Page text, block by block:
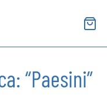
“Paesini”